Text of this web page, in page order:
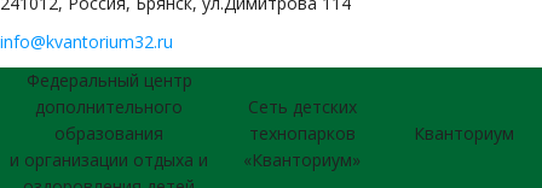
info@kvantorium32.ru
Федеральный центр
дополнительного
образования
и организации отдыха и
Сеть детских
технопарков
«Кванториум»
Кванториум